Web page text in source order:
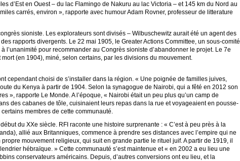
d’Est en Ouest – du lac Flamingo de Nakuru au lac Victoria – et 145 km du Nord au
carrés, environ », rapporte avec humour Adam Rovner, professeur de litterature
sioniste. Les explorateurs sont divisés – Wilbuschewitz aurait été un agent des
rapports divergents. Le 22 mai 1905, le Greater Actions Committee, un sous-comité
pour recommander au Congrès sioniste d’abandonner le projet. Le 7e
(en 1904), miné, selon certains, par les divisions du mouvement.
cependant choisi de s’installer dans la région. « Une poignée de familles juives,
du Kenya à partir de 1904. Selon la synagogue de Nairobi, qui a fêté en 2012 son
», rapporte Le Monde. A l’époque, « Nairobi était un peu plus qu’un camp de
des cabanes de tôle, cuisinaient leurs repas dans la rue et voyageaient en pousse-
membres de cette communauté.
du XXe siècle. RFI raconte une histoire surprenante : « C’est à peu près à la
allié aux Britanniques, commence à prendre ses distances avec l’empire qui ne
mouvement religieux, qui suit en grande partie le rituel juif. A partir de 1919, il
hébraïque. » Cette communauté s’est maintenue et « en 2002 a eu lieu une
conservateurs américains. Depuis, d’autres conversions ont eu lieu, et la